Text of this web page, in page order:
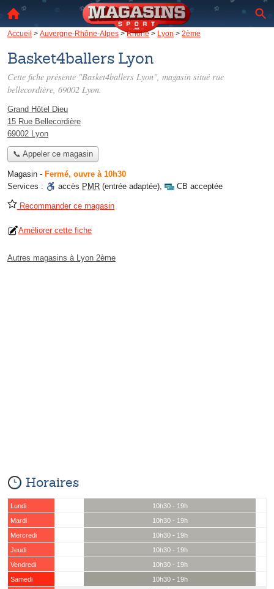
Accueil > Auvergne-Rhône-Alpes >Rhône> Lyon > 2ème
Basket4ballers Lyon
Cette fiche présente "Basket4ballers Lyon", magasin situé rue
bellecordière, 69002 Lyon.
Grand Hôtel Dieu
15 Rue Bellecordière
69002 Lyon
📞 Appeler ce magasin
Magasin - Fermé, ouvre à 10h30
Services :
accès PMR (entrée adaptée), CB acceptée
Recommander ce magasin
Améliorer cette fiche
Autres magasins à Lyon 2ème
Horaires
Lundi
10h30 - 19h
Mardi
10h30 - 19h
Mercredi
10h30 - 19h
Jeudi
10h30 - 19h
Vendredi
10h30 - 19h
Samedi
10h30 - 19h